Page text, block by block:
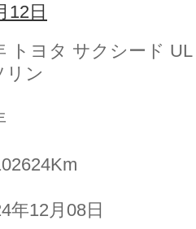
12日
トヨタ サクシード
リン
年12月08日